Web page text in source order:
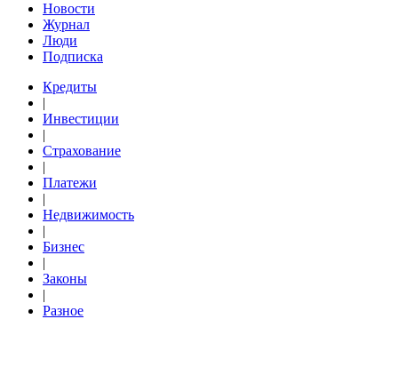
Новости
Журнал
Люди
Подписка
Кредиты
|
Инвестиции
|
Страхование
|
Платежи
|
Недвижимость
|
Бизнес
|
Законы
|
Разное